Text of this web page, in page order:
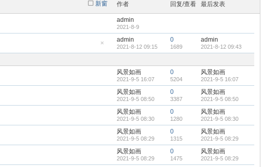
新窗 作者 回复/查看 最后发表
admin
2021-8-9
藏
顶
admin
2021-8-12 09:15
0
1689
admin
2021-8-12 09:43
风景如画
2021-9-5 16:07
0
5204
风景如画
2021-9-5 16:07
风景如画
2021-9-5 08:50
0
3387
风景如画
2021-9-5 08:50
风景如画
2021-9-5 08:30
0
1280
风景如画
2021-9-5 08:30
风景如画
2021-9-5 08:29
0
1315
风景如画
2021-9-5 08:29
风景如画
2021-9-5 08:29
0
1475
风景如画
2021-9-5 08:29